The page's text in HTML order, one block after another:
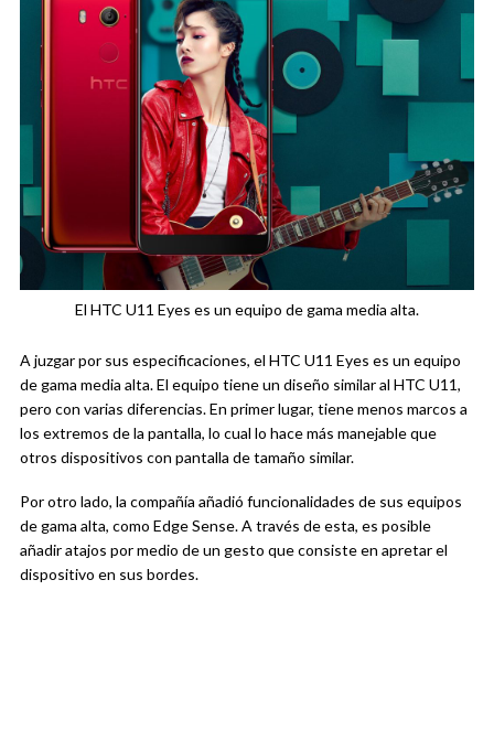
El HTC U11 Eyes es un equipo de gama media alta.
A juzgar por sus especificaciones, el HTC U11 Eyes es un equipo
de gama media alta. El equipo tiene un diseño similar al HTC U11,
pero con varias diferencias. En primer lugar, tiene menos marcos a
los extremos de la pantalla, lo cual lo hace más manejable que
otros dispositivos con pantalla de tamaño similar.
Por otro lado, la compañía añadió funcionalidades de sus equipos
de gama alta, como Edge Sense. A través de esta, es posible
añadir atajos por medio de un gesto que consiste en apretar el
dispositivo en sus bordes.